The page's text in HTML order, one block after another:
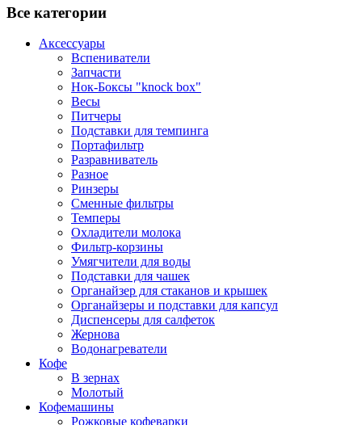
Все категории
Аксессуары
Вспениватели
Запчасти
Нок-Боксы "knock box"
Весы
Питчеры
Подставки для темпинга
Портафильтр
Разравниватель
Разное
Ринзеры
Сменные фильтры
Темперы
Охладители молока
Фильтр-корзины
Умягчители для воды
Подставки для чашек
Органайзер для стаканов и крышек
Органайзеры и подставки для капсул
Диспенсеры для салфеток
Жернова
Водонагреватели
Кофе
В зернах
Молотый
Кофемашины
Рожковые кофеварки